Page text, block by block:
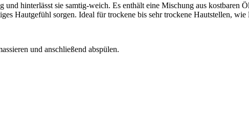
hinterlässt sie samtig-weich. Es enthält eine Mischung aus kostbaren
Hautgefühl sorgen. Ideal für trockene bis sehr trockene Hautstellen,
und anschließend abspülen.